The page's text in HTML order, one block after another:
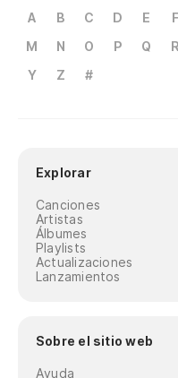
A B C D E F
M
N O P Q R
Y
Z #
Explorar
Canciones
Artistas
Álbumes
Playlists
Actualizaciones
Lanzamientos
Sobre el sitio web
Ayuda